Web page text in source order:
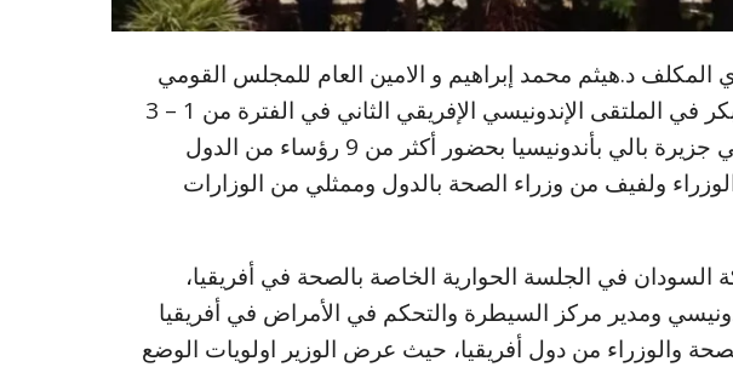
المكلف د.هيثم محمد إبراهيم و الامين العام للمجلس القومي
للادوية والسموم د علي بابكر في الملتقى الإندونيسي الإفريقي الثاني في الفترة من 1 – 3
سبتمبر الجاري والمقام في جزيرة بالي بأندونيسيا بحضور أكثر من 9 رؤساء من الدول
ولفيف من وزراء الصحة بالدول وممثلي من الوزارات
في الجلسة الحوارية الخاصة بالصحة في أفريقيا،
ومدير مركز السيطرة والتحكم في الأمراض في أفريقيا
والوزراء من دول أفريقيا، حيث عرض الوزير اولويات الوضع